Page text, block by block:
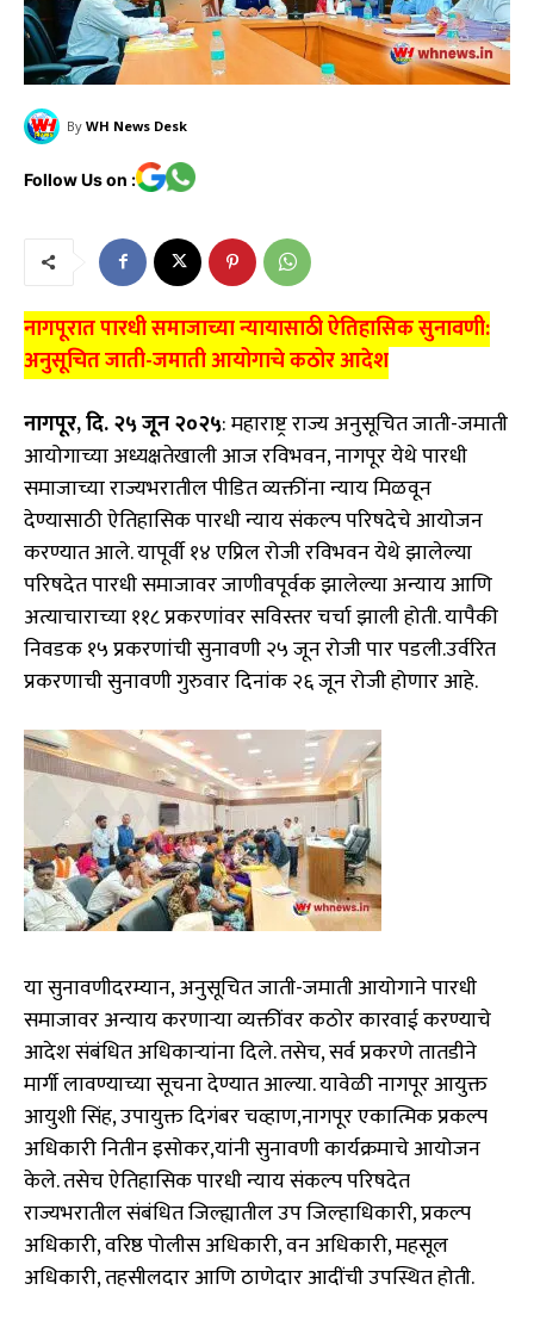
By WH News Desk
Follow Us on :
नागपूरात पारधी समाजाच्या न्यायासाठी ऐतिहासिक सुनावणी:
अनुसूचित जाती-जमाती आयोगाचे कठोर आदेश
नागपूर, दि. २५ जून २०२५: महाराष्ट्र राज्य अनुसूचित जाती-जमाती
आयोगाच्या अध्यक्षतेखाली आज रविभवन, नागपूर येथे पारधी
समाजाच्या राज्यभरातील पीडित व्यक्तींना न्याय मिळवून
देण्यासाठी ऐतिहासिक पारधी न्याय संकल्प परिषदेचे आयोजन
करण्यात आले. यापूर्वी १४ एप्रिल रोजी रविभवन येथे झालेल्या
परिषदेत पारधी समाजावर जाणीवपूर्वक झालेल्या अन्याय आणि
अत्याचाराच्या ११८ प्रकरणांवर सविस्तर चर्चा झाली होती. यापैकी
निवडक १५ प्रकरणांची सुनावणी २५ जून रोजी पार पडली.उर्वरित
प्रकरणाची सुनावणी गुरुवार दिनांक २६ जून रोजी होणार आहे.
या सुनावणीदरम्यान, अनुसूचित जाती-जमाती आयोगाने पारधी
समाजावर अन्याय करणाऱ्या व्यक्तींवर कठोर कारवाई करण्याचे
आदेश संबंधित अधिकाऱ्यांना दिले. तसेच, सर्व प्रकरणे तातडीने
मार्गी लावण्याच्या सूचना देण्यात आल्या. यावेळी नागपूर आयुक्त
आयुशी सिंह, उपायुक्त दिगंबर चव्हाण,नागपूर एकात्मिक प्रकल्प
अधिकारी नितीन इसोकर,यांनी सुनावणी कार्यक्रमाचे आयोजन
केले. तसेच ऐतिहासिक पारधी न्याय संकल्प परिषदेत
राज्यभरातील संबंधित जिल्ह्यातील उप जिल्हाधिकारी, प्रकल्प
अधिकारी, वरिष्ठ पोलीस अधिकारी, वन अधिकारी, महसूल
अधिकारी, तहसीलदार आणि ठाणेदार आदींची उपस्थित होती.